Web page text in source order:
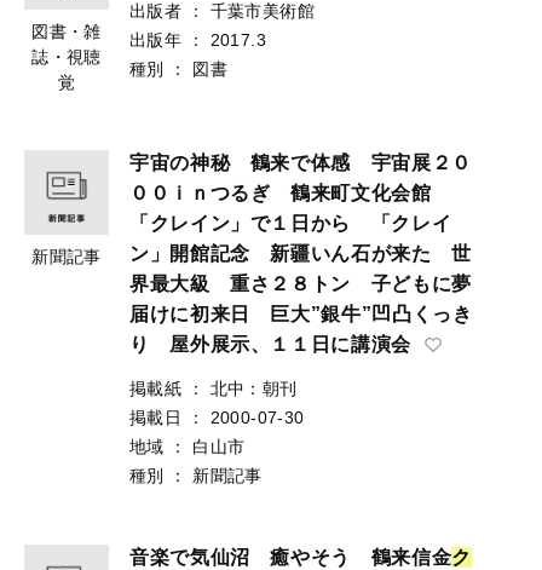
図書・雑
誌・視聴
覚
出版者
：
千葉市美術館
出版年
：
2017.3
種別
： 図書
新聞記事
宇宙の神秘 鶴来で体感 宇宙展２０
００ｉｎつるぎ 鶴来町文化会館
「クレイン」で１日から 「クレイ
ン」開館記念 新疆いん石が来た 世
界最大級 重さ２８トン 子どもに夢
届けに初来日 巨大”銀牛”凹凸くっき
り 屋外展示、１１日に講演会
掲載紙 ：
北中：朝刊
掲載日
：
2000-07-30
地域
：
白山市
種別
： 新聞記事
音楽で気仙沼 癒やそう 鶴来信金ク